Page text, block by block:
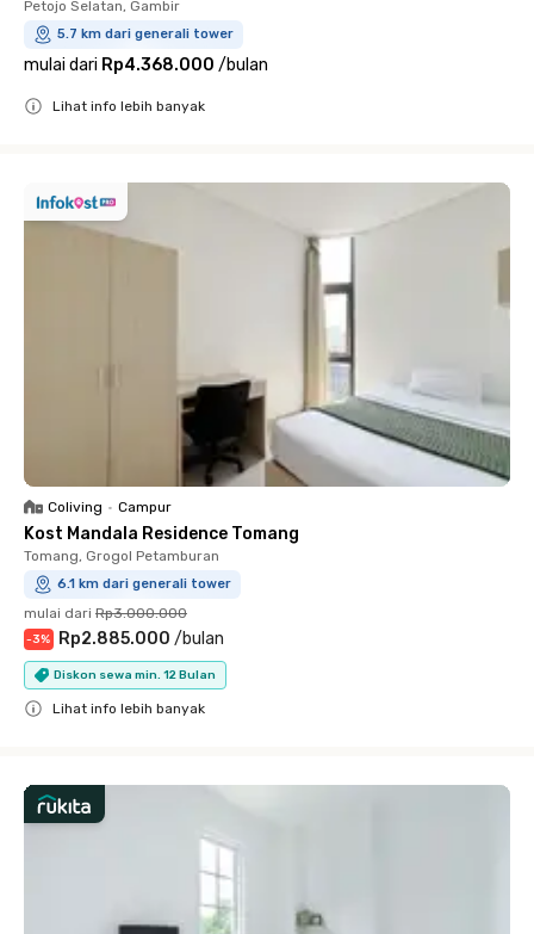
Petojo Selatan, Gambir
5.7 km dari generali tower
mulai dari Rp4.368.000 /bulan
Lihat info lebih banyak
Coliving • Campur
Kost Mandala Residence Tomang
Tomang, Grogol Petamburan
6.1 km dari generali tower
mulai dari Rp3.000.000
-3% Rp2.885.000 /bulan
Diskon sewa min. 12 Bulan
Lihat info lebih banyak